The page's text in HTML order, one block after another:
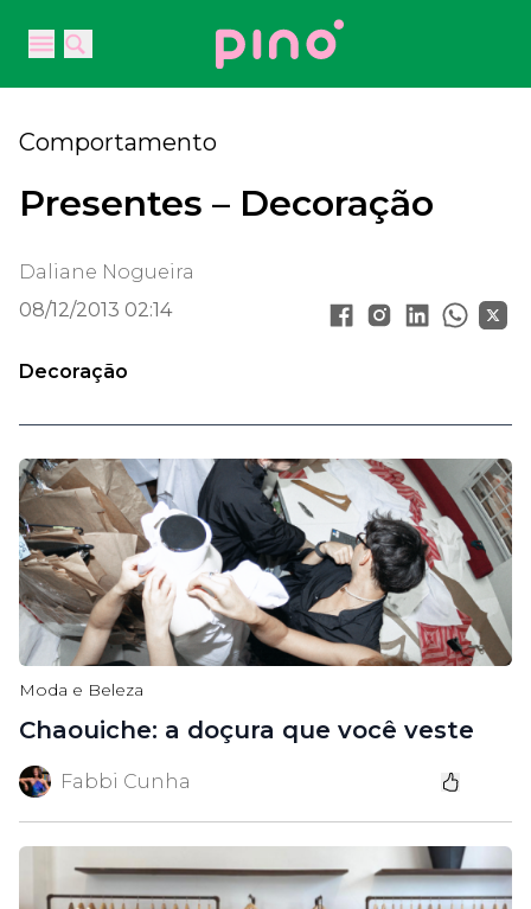
Open main menu
Open main menu
Your Company
Comportamento
Presentes – Decoração
Daliane Nogueira
08/12/2013 02:14
Decoração
Moda e Beleza
Chaouiche: a doçura que você veste
Fabbi Cunha